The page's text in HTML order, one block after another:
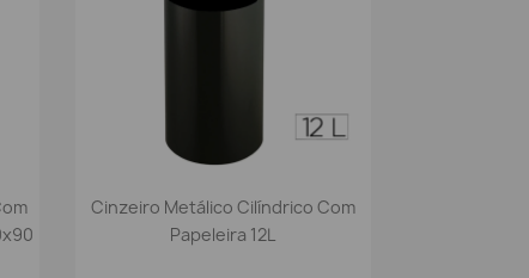
Vista rápida
Cinzeiro Metálico Cilíndrico Com
Papeleira 12L